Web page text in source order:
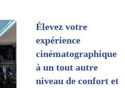
Élevez votre
expérience
cinématographique
à un tout autre
niveau de confort et